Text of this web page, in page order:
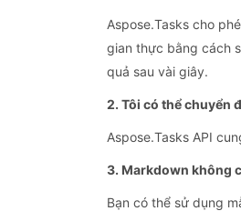
Aspose.Tasks cho
gian thực bằng cách
quả sau vài giây.
2. Tôi có thể chuyển
Aspose.Tasks API
3. Markdown không
Bạn có thể sử dụng